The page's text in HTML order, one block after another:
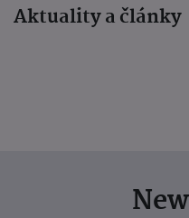
Aktuality a články